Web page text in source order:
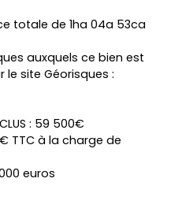
totale de 1ha 04a 53ca
auxquels ce bien est
site Géorisques :
: 59 500€
TTC à la charge de
000 euros